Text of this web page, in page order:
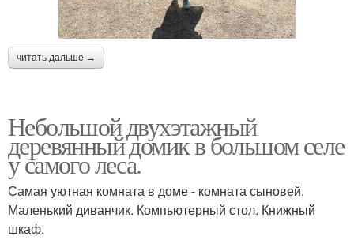
читать дальше →
Небольшой двухэтажный
деревянный домик в большом селе
у самого леса.
Самая уютная комната в доме - комната сыновей.
Маленький диванчик. Компьютерный стол. Книжный
шкаф.